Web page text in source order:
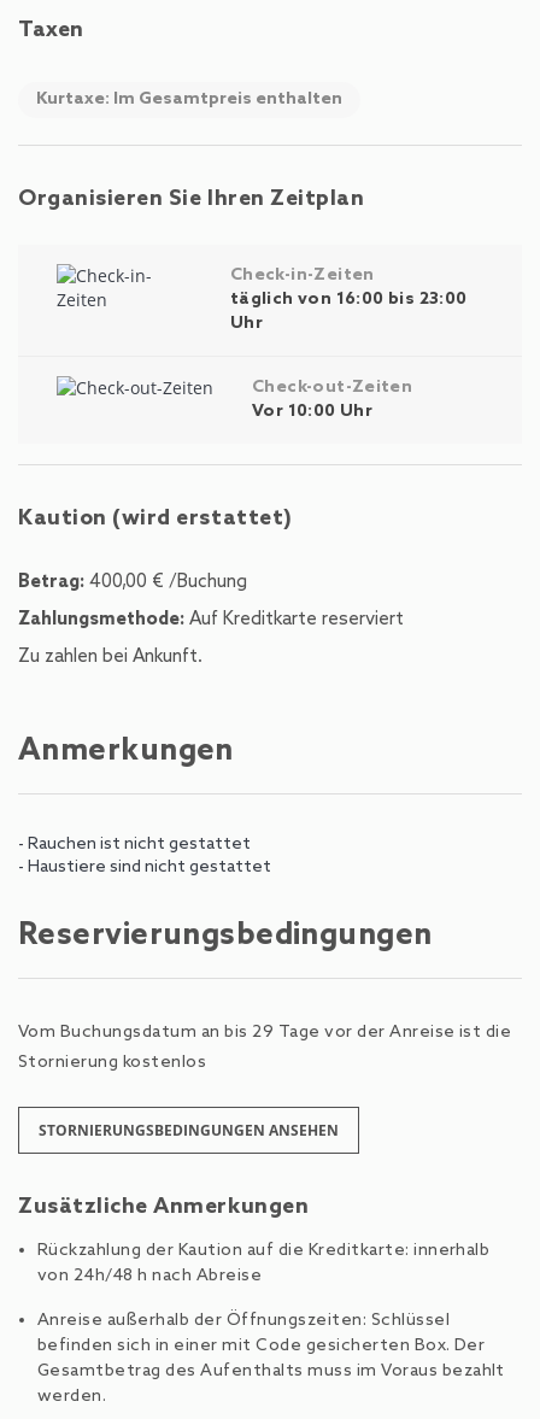
Taxen
Kurtaxe: Im Gesamtpreis enthalten
Organisieren Sie Ihren Zeitplan
Check-in-Zeiten
täglich von 16:00 bis 23:00
Uhr
Check-out-Zeiten
Vor 10:00 Uhr
Kaution (wird erstattet)
Betrag: 400,00 € /Buchung
Zahlungsmethode: Auf Kreditkarte reserviert
Zu zahlen bei Ankunft.
Anmerkungen
- Rauchen ist nicht gestattet
- Haustiere sind nicht gestattet
Reservierungsbedingungen
Vom Buchungsdatum an bis 29 Tage vor der Anreise ist die
Stornierung kostenlos
STORNIERUNGSBEDINGUNGEN ANSEHEN
Zusätzliche Anmerkungen
Rückzahlung der Kaution auf die Kreditkarte: innerhalb
von 24h/48 h nach Abreise
Anreise außerhalb der Öffnungszeiten: Schlüssel
befinden sich in einer mit Code gesicherten Box. Der
Gesamtbetrag des Aufenthalts muss im Voraus bezahlt
werden.